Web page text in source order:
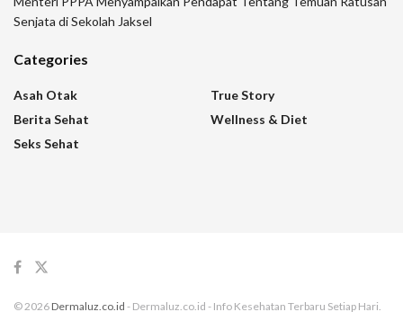
Senjata di Sekolah Jaksel
Categories
Asah Otak
Berita Sehat
Seks Sehat
True Story
Wellness & Diet
© 2026 Dermaluz.co.id - Dermaluz.co.id - Info Kesehatan Terbaru Setiap Hari.